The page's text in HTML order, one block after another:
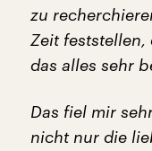
zu
Zeit feststellen,
das alles sehr
Das fiel mir
nicht nur die